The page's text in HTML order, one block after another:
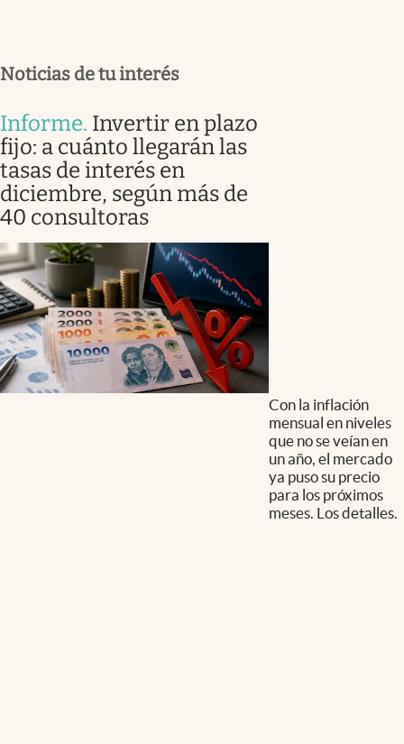
Noticias de tu interés
Informe. Invertir en plazo
fijo: a cuánto llegarán las
tasas de interés en
diciembre, según más de
40 consultoras
Con la inflación
mensual en niveles
que no se veían en
un año, el mercado
ya puso su precio
para los próximos
meses. Los detalles.